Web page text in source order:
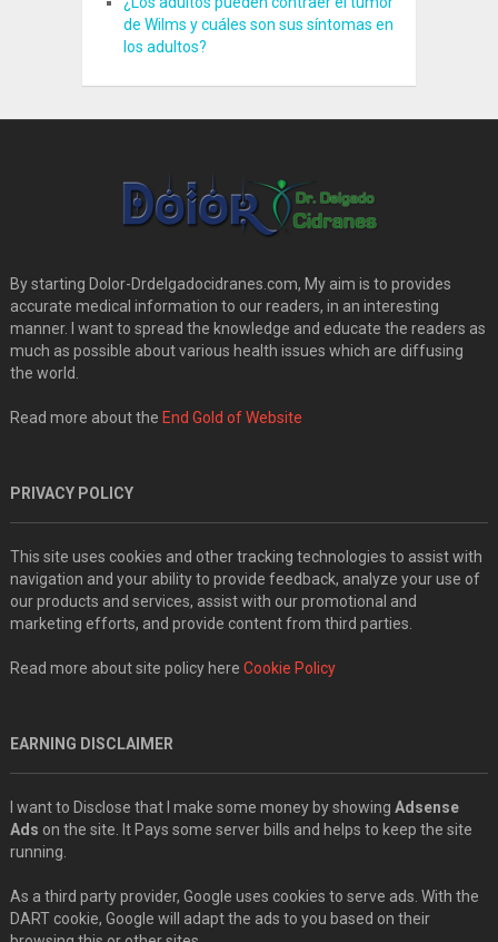
de Wilms y cuáles son sus síntomas en
los adultos?
By starting Dolor-Drdelgadocidranes.com, My aim is to provides
accurate medical information to our readers, in an interesting
manner. I want to spread the knowledge and educate the readers as
much as possible about various health issues which are diffusing
the world.
Read more about the End Gold of Website
PRIVACY POLICY
This site uses cookies and other tracking technologies to assist with
navigation and your ability to provide feedback, analyze your use of
our products and services, assist with our promotional and
marketing efforts, and provide content from third parties.
Read more about site policy here Cookie Policy
EARNING DISCLAIMER
I want to Disclose that I make some money by showing Adsense
Ads on the site. It Pays some server bills and helps to keep the site
running.
As a third party provider, Google uses cookies to serve ads. With the
DART cookie, Google will adapt the ads to you based on their